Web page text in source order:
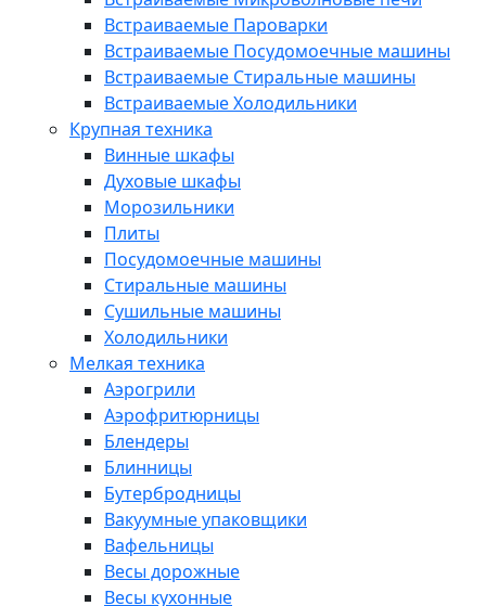
Встраиваемые Пароварки
Встраиваемые Посудомоечные машины
Встраиваемые Стиральные машины
Встраиваемые Холодильники
Крупная техника
Винные шкафы
Духовые шкафы
Морозильники
Плиты
Посудомоечные машины
Стиральные машины
Сушильные машины
Холодильники
Мелкая техника
Аэрогрили
Аэрофритюрницы
Блендеры
Блинницы
Бутербродницы
Вакуумные упаковщики
Вафельницы
Весы дорожные
Весы кухонные